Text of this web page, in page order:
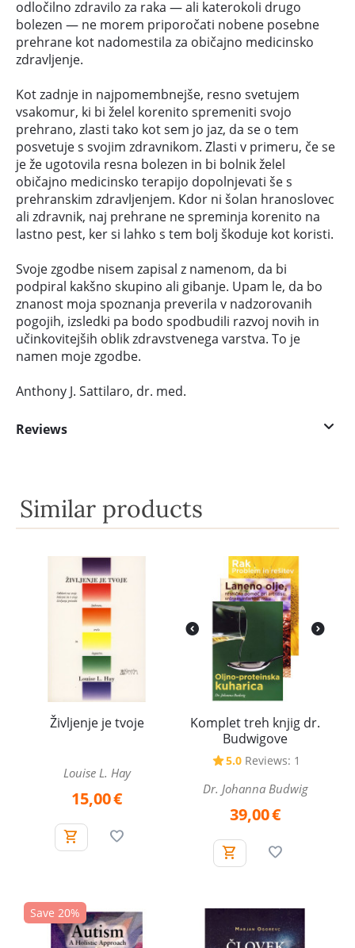
odločilno zdravilo za raka — ali katerokoli drugo
bolezen — ne morem priporočati nobene posebne
prehrane kot nadomestila za običajno medicinsko
zdravljenje.
Kot zadnje in najpomembnejše, resno svetujem
vsakomur, ki bi želel korenito spremeniti svojo
prehrano, zlasti tako kot sem jo jaz, da se o tem
posvetuje s svojim zdravnikom. Zlasti v primeru, če se
je že ugotovila resna bolezen in bi bolnik želel
običajno medicinsko terapijo dopolnjevati še s
prehranskim zdravljenjem. Kdor ni šolan hranoslovec
ali zdravnik, naj prehrane ne spreminja korenito na
lastno pest, ker si lahko s tem bolj škoduje kot koristi.
Svoje zgodbe nisem zapisal z namenom, da bi
podpiral kakšno skupino ali gibanje. Upam le, da bo
znanost moja spoznanja preverila v nadzorovanih
pogojih, izsledki pa bodo spodbudili razvoj novih in
učinkovitejših oblik zdravstvenega varstva. To je
namen moje zgodbe.
Anthony J. Sattilaro, dr. med.
Reviews
Similar products
Življenje je tvoje
Louise L. Hay
15,00€
Komplet treh knjig dr.
Budwigove
5.0 Reviews: 1
Dr. Johanna Budwig
39,00€
Save 20%